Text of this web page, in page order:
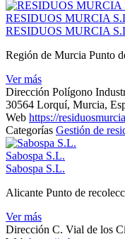
RESIDUOS MURCIA
RESIDUOS MURCIA
Región de Murcia Punto
Ver más
Dirección Polígono
30564 Lorquí, Murcia,
Web https://
Categorías Gestión de
Sabospa S.L.
Sabospa S.L.
Alicante Punto de
Ver más
Dirección C. Vial de los